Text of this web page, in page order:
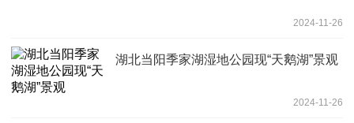
2024-11-26
湖北当阳季家湖湿地公园现“天鹅湖”景观
2024-11-26